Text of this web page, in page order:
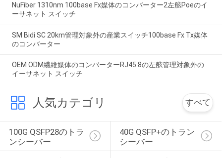
NuFiber 1310nm 100base Fx媒体のコンバーター2左舷Poeのイ
ーサネット スイッチ
SM Bidi SC 20km管理対象外の産業スイッチ100base Fx Tx媒体
のコンバーター
OEM ODM繊維媒体のコンバーターRJ45 8の左舷管理対象外の
イーサネット スイッチ
人気カテゴリ すべて
100G QSFP28のトラ
ンシーバー
40G QSFP+のトラン
シーバー